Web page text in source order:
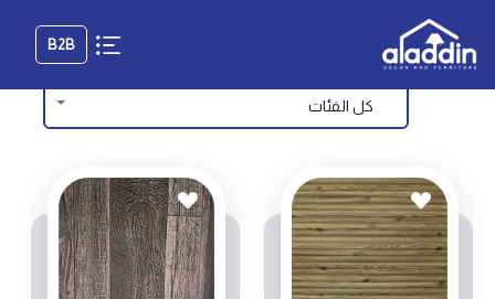
B2B
كل الفئات